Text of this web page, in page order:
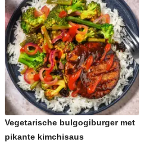
Vegetarische bulgogiburger met
pikante kimchisaus